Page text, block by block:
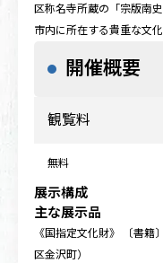
区称名寺所蔵の「宗版南
市内に所在する貴重な文
開催概要
観覧料
無料
展示構成
主な展示品
《国指定文化財》 〔書
区金沢町）